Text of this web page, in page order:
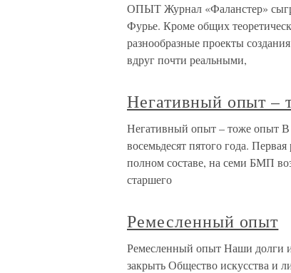
ОПЫТ Журнал «Фаланстер»
Фурье. Кроме общих
разнообразные проекты
вдруг почти реальными,
Негативный опыт –
Негативный опыт – тоже опыт В
восемьдесят пятого года.
полном составе, на семи БМП
старшего
Ремесленный опыт
Ремесленный опыт Наши долги
закрыть Общество искусства и